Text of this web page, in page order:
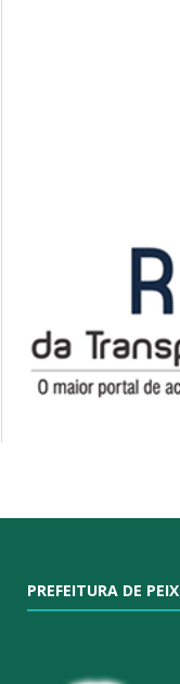
PREFEITURA DE